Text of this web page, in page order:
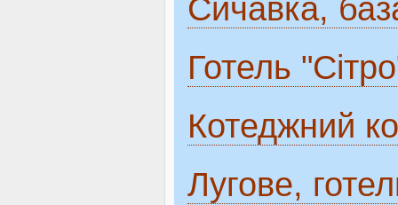
Сичавка,
Готель
Котеджний
Лугове,